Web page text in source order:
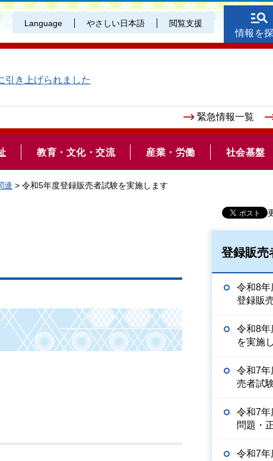
Language やさしい日本語 閲覧支援
情報を
引き上げられました
緊急情報一覧
教育・文化・交流 産業・労働 社会基盤
連 > 令和5年度登録販売者試験を実施します
登録販売
令和8年
登録販
令和8年
を実施
令和7年
売者試
令和7年
問題・
令和7年